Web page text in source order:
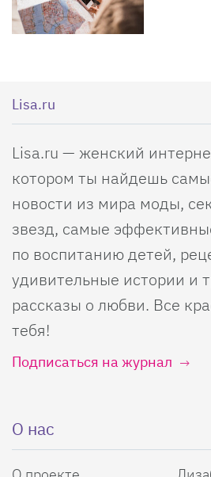
Lisa.ru
Lisa.ru — женский
котором ты найдешь
новости из мира моды,
звезд, самые
по воспитанию детей,
удивительные истории и
рассказы о любви. Все
тебя!
Подписаться на журнал
О нас